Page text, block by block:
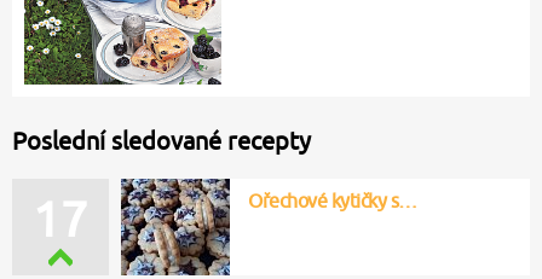
Poslední sledované recepty
17 Ořechové kytičky s…